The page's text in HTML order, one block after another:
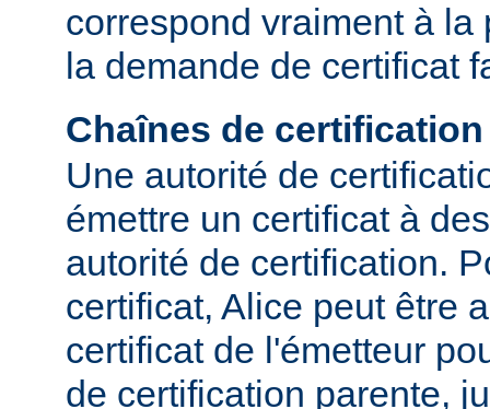
correspond vraiment à
la demande de certificat
Chaînes de certification
Une autorité de
émettre un certificat à
autorité de certification.
certificat, Alice peut être
certificat de l'émetteur
de certification parente,